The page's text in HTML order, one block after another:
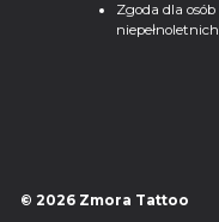
Zgoda dla osób
niepełnoletnich
© 2026 Zmora Tattoo